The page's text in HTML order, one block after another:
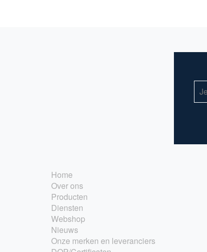
Home
Over ons
Producten
Diensten
Webshop
Nieuws
Onze merken en leveranciers